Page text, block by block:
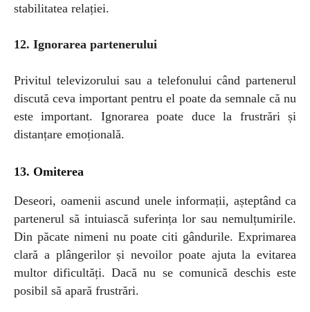
stabilitatea relației.
12. Ignorarea partenerului
Privitul televizorului sau a telefonului când partenerul
discută ceva important pentru el poate da semnale că nu
este important. Ignorarea poate duce la frustrări și
distanțare emoțională.
13. Omiterea
Deseori, oamenii ascund unele informații, așteptând ca
partenerul să intuiască suferința lor sau nemulțumirile.
Din păcate nimeni nu poate citi gândurile. Exprimarea
clară a plângerilor și nevoilor poate ajuta la evitarea
multor dificultăți. Dacă nu se comunică deschis este
posibil să apară frustrări.